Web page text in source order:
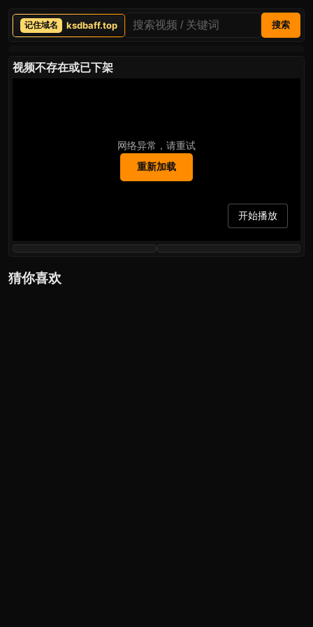
ksdbaff.top 搜索
视频不存在或已下架
网络异常，请重试
重新加载
开始播放
猜你喜欢